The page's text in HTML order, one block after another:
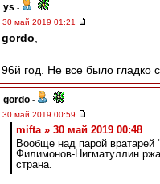
ys -
30 май 2019 01:21
gordo
96й год. Не все было гладко
gordo -
30 май 2019 00:59
mifta » 30 май 2019 00:48
Вообще над парой вратарей
Филимонов-Нигматуллин
страна.